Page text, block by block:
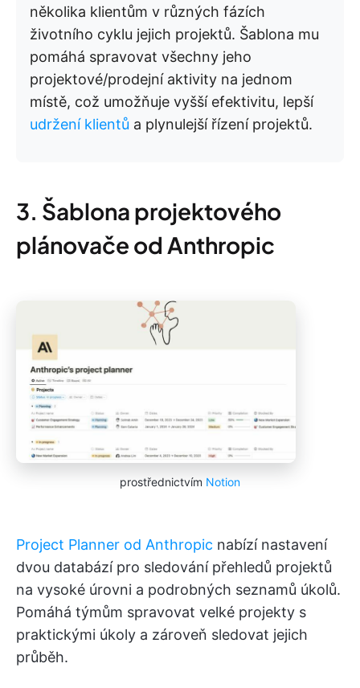
několika klientům v různých fázích
životního cyklu jejich projektů. Šablona mu
pomáhá spravovat všechny jeho
projektové/prodejní aktivity na jednom
místě, což umožňuje vyšší efektivitu, lepší
udržení klientů a plynulejší řízení projektů.
3. Šablona projektového
plánovače od Anthropic
prostřednictvím Notion
Project Planner od Anthropic nabízí nastavení
dvou databází pro sledování přehledů projektů
na vysoké úrovni a podrobných seznamů úkolů.
Pomáhá týmům spravovat velké projekty s
praktickými úkoly a zároveň sledovat jejich
průběh.